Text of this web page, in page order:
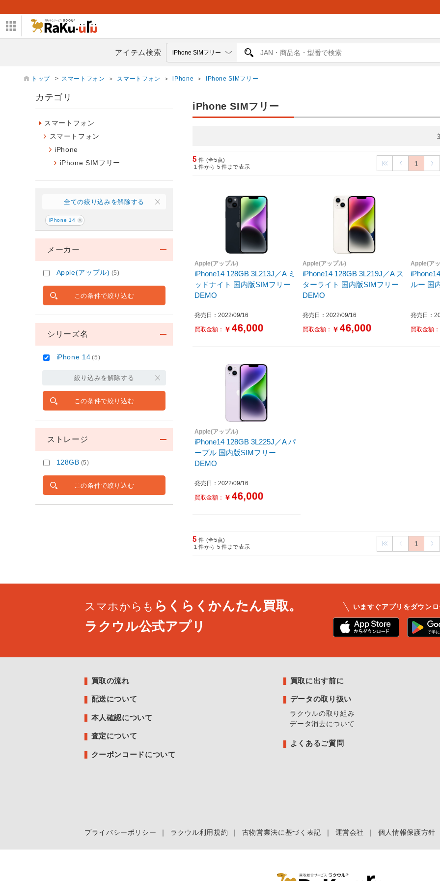
アイテム検索
トップ > スマートフォン ＞ スマートフォン ＞ iPhone ＞ iPhone SIMフリー
iPhone SIMフリー
5 件 (全5点)
1 件から 5 件まで表示 1
Apple(アップル)
iPhone14 128GB 3L213J／A ミ
ッドナイト 国内版SIMフリー
DEMO
発売日：2022/09/16
買取金額： ￥
Apple(アップル)
iPhone14 128GB 3L219J／A ス
ターライト 国内版SIMフリー
DEMO
発売日：2022/09/16
買取金額： ￥
Apple(ア
ルー 国
発売日：
買取金額：
Apple(アップル)
iPhone14 128GB 3L225J／A パ
ープル 国内版SIMフリー
DEMO
発売日：2022/09/16
買取金額： ￥
5 件 (全5点)
1 件から 5 件まで表示 1
カテゴリ
スマートフォン
スマートフォン
iPhone
iPhone SIMフリー
全ての絞り込みを解除する
iPhone 14
メーカー
Apple(アップル) (5)
この条件で絞り込む
シリーズ名
iPhone 14 (5)
絞り込みを解除する
この条件で絞り込む
ストレージ
128GB (5)
この条件で絞り込む
スマホからも らくらくかんたん買取。
ラクウル公式アプリ
いますぐアプリをダウン
買取の流れ
配送について
本人確認について
査定について
クーポンコードについて
買取に出す前に
データの取り扱い
ラクウルの取り組み
データ消去について
よくあるご質問
プライバシーポリシー ｜ ラクウル利用規約 ｜ 古物営業法に基づく表記 ｜ 運営会社 ｜ 個人情報保護方針